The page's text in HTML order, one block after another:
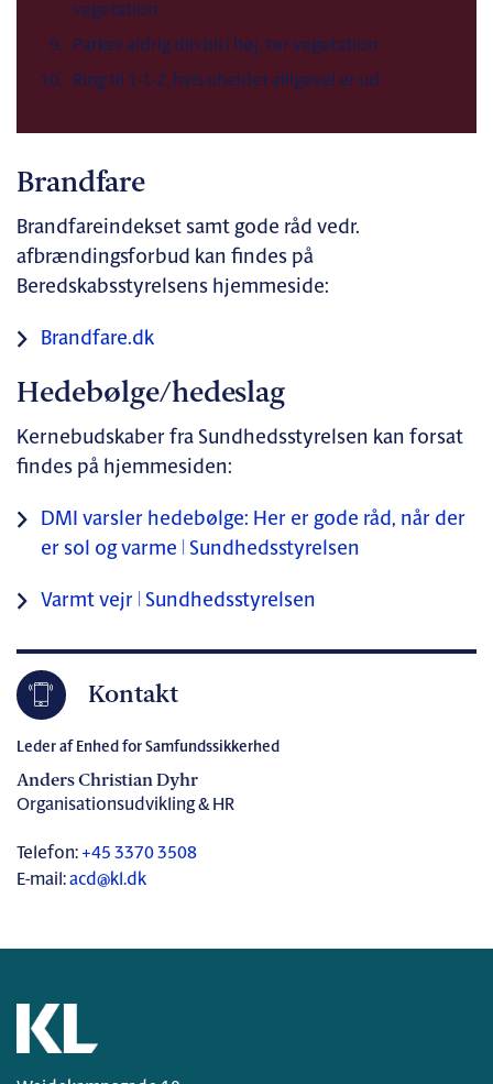
vegetation
Parker aldrig din bil i høj, tør vegetation
Ring til 1-1-2, hvis uheldet alligevel er ud
Brandfare
Brandfareindekset samt gode råd vedr.
afbrændingsforbud kan findes på
Beredskabsstyrelsens hjemmeside:
Brandfare.dk
Hedebølge/hedeslag
Kernebudskaber fra Sundhedsstyrelsen kan forsat
findes på hjemmesiden:
DMI varsler hedebølge: Her er gode råd, når der
er sol og varme | Sundhedsstyrelsen
Varmt vejr | Sundhedsstyrelsen
Kontakt
Leder af Enhed for Samfundssikkerhed
Anders Christian Dyhr
Organisationsudvikling & HR
Telefon: +45 3370 3508
E-mail:acd@kl.dk